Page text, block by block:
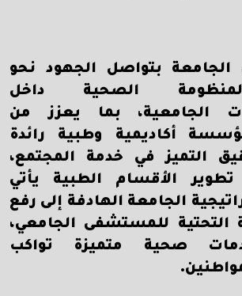
بتواصل الجهود نحو
الصحية داخل
الجامعية، بما يعزز من
أكاديمية وطبية رائدة
التميز في خدمة المجتمع،
الأقسام الطبية يأتي
الجامعة الهادفة إلى رفع
التحتية للمستشفى الجامعي،
صحية متميزة تواكب